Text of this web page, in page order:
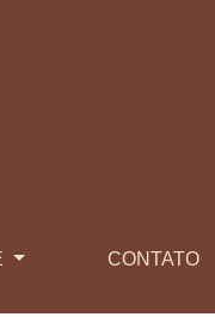
CONTATO